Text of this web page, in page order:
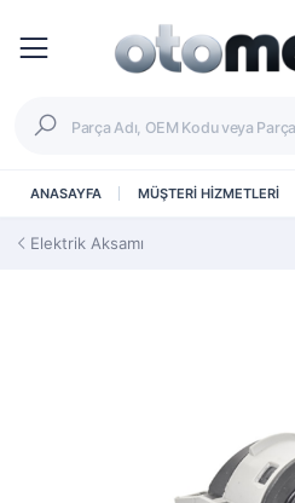
ANASAYFA MÜŞTERİ HİZMETLERİ
Elektrik Aksamı